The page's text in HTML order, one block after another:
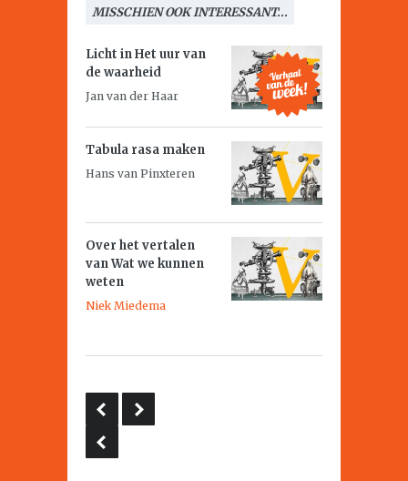
MISSCHIEN OOK INTERESSANT...
Licht inHet uur van
de waarheid
Jan van der Haar
Tabula rasa maken
Hans van Pinxteren
Over het vertalen
vanWat we kunnen
weten
Niek Miedema